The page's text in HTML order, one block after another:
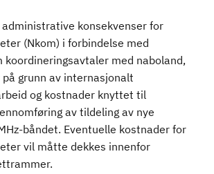
konsekvenser for
(Nkom) i forbindelse med
koordineringsavtaler med naboland,
grunn av internasjonalt
og kostnader knyttet til
av tildeling av nye
båndet. Eventuelle kostnader for
vil måtte dekkes innenfor